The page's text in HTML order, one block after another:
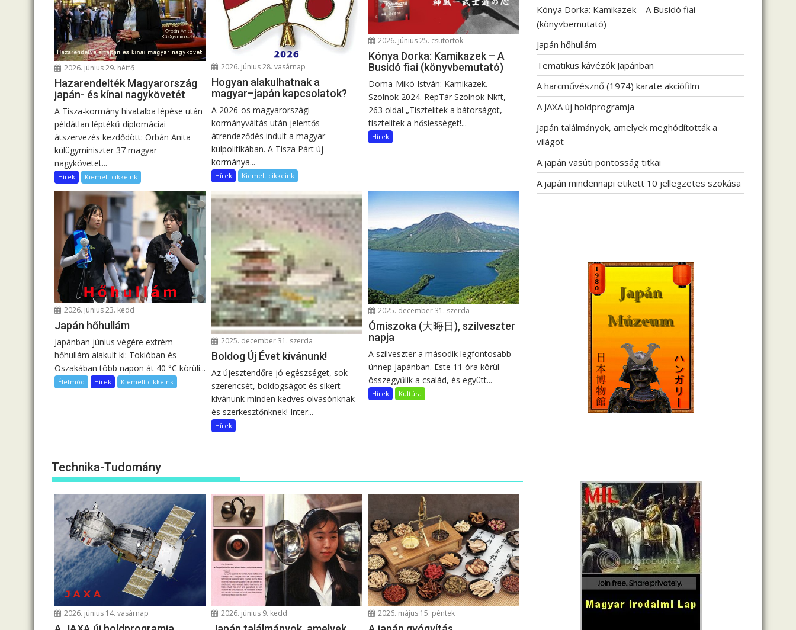
2026. június 29. hétfő
Hazarendelték Magyarország
japán- és kínai nagykövetét
A Tisza-kormány hivatalba lépése után
példátlan léptékű diplomáciai
átszervezés kezdődött: Orbán Anita
külügyminiszter 37 magyar
nagykövetet...
Hírek Kiemelt cikkeink
2026. június 28. vasárnap
Hogyan alakulhatnak a
magyar–japán kapcsolatok?
A 2026-os magyarországi
kormányváltás után jelentős
átrendeződés indult a magyar
külpolitikában. A Tisza Párt új
kormánya...
Hírek Kiemelt cikkeink
2026. június 25. csütörtök
Kónya Dorka: Kamikazek – A
Busidó fiai (könyvbemutató)
Doma-Mikó István: Kamikazek.
Szolnok 2024. RepTár Szolnok Nkft,
263 oldal „Tisztelitek a bátorságot,
tisztelitek a hősiességet!...
Hírek
2026. június 23. kedd
Japán hőhullám
Japánban június végére extrém
hőhullám alakult ki: Tokióban és
Oszakában több napon át 40 °C körüli...
Életmód Hírek Kiemelt cikkeink
2025. december 31. szerda
Boldog Új Évet kívánunk!
Az újesztendőre jó egészséget, sok
szerencsét, boldogságot és sikert
kívánunk minden kedves olvasónknak
és szerkesztőnknek! Inter...
Hírek
2025. december 31. szerda
Ómiszoka (大晦日), szilveszter
napja
A szilveszter a második legfontosabb
ünnep Japánban. Este 11 óra körül
összegyűlik a család, és együtt...
Hírek Kultúra
Technika-Tudomány
2026. június 14. vasárnap 2026. június 9. kedd 2026. május 15. péntek
Kónya Dorka: Kamikazek – A Busidó fiai
(könyvbemutató)
Japán hőhullám
Tematikus kávézók Japánban
A harcművésznő (1974) karate akciófilm
A JAXA új holdprogramja
Japán találmányok, amelyek meghódították a
világot
A japán vasúti pontosság titkai
A japán mindennapi etikett 10 jellegzetes szokása